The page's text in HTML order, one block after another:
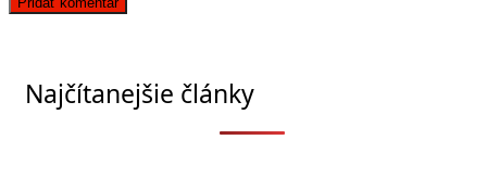
Najčítanejšie články